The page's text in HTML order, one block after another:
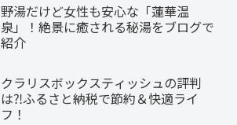
野湯だけど女性も安心な「蓮華温
泉」！絶景に癒される秘湯をブログで
紹介
クラリスボックスティッシュの評判
は⁈ふるさと納税で節約＆快適ライ
フ！